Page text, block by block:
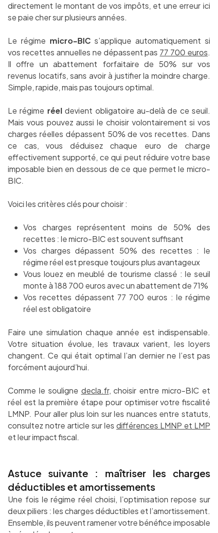
directement le montant de vos impôts, et une erreur ici
se paie cher sur plusieurs années.
Le régime micro-BIC s’applique automatiquement si
vos recettes annuelles ne dépassent pas 77 700 euros.
Il offre un abattement forfaitaire de 50% sur vos
revenus locatifs, sans avoir à justifier la moindre charge.
Simple, rapide, mais pas toujours optimal.
Le régime réeldevient obligatoire au-delà de ce seuil.
Mais vous pouvez aussi le choisir volontairement si vos
charges réelles dépassent 50% de vos recettes. Dans
ce cas, vous déduisez chaque euro de charge
effectivement supporté, ce qui peut réduire votre base
imposable bien en dessous de ce que permet le micro-
BIC.
Voici les critères clés pour choisir :
Vos charges représentent moins de 50% des
recettes : le micro-BIC est souvent suffisant
Vos charges dépassent 50% des recettes : le
régime réel est presque toujours plus avantageux
Vous louez en meublé de tourisme classé : le seuil
monte à 188 700 euros avec un abattement de 71%
Vos recettes dépassent 77 700 euros : le régime
réel est obligatoire
Faire une simulation chaque année est indispensable.
Votre situation évolue, les travaux varient, les loyers
changent. Ce qui était optimal l’an dernier ne l’est pas
forcément aujourd’hui.
Comme le souligne decla.fr, choisir entre micro-BIC et
réel est la première étape pour optimiser votre fiscalité
LMNP. Pour aller plus loin sur les nuances entre statuts,
consultez notre article sur les différences LMNP et LMP
et leur impact fiscal.
Astuce suivante : maîtriser les charges
déductibles et amortissements
Une fois le régime réel choisi, l’optimisation repose sur
deux piliers : les charges déductibles et l’amortissement.
Ensemble, ils peuvent ramener votre bénéfice imposable